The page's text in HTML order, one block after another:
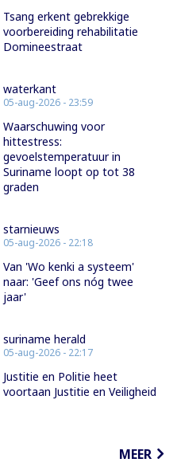
Tsang erkent gebrekkige
voorbereiding rehabilitatie
Domineestraat
waterkant
05-aug-2026 - 23:59
Waarschuwing voor
hittestress:
gevoelstemperatuur in
Suriname loopt op tot 38
graden
starnieuws
05-aug-2026 - 22:18
Van 'Wo kenki a systeem'
naar: 'Geef ons nóg twee
jaar'
suriname herald
05-aug-2026 - 22:17
Justitie en Politie heet
voortaan Justitie en Veiligheid
MEER